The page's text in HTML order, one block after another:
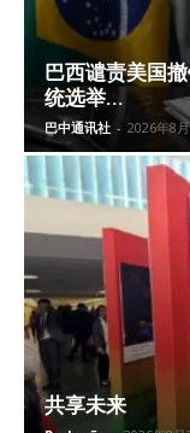
巴西谴责美国
统选举...
巴中通讯社 - 2026年8
共享未来